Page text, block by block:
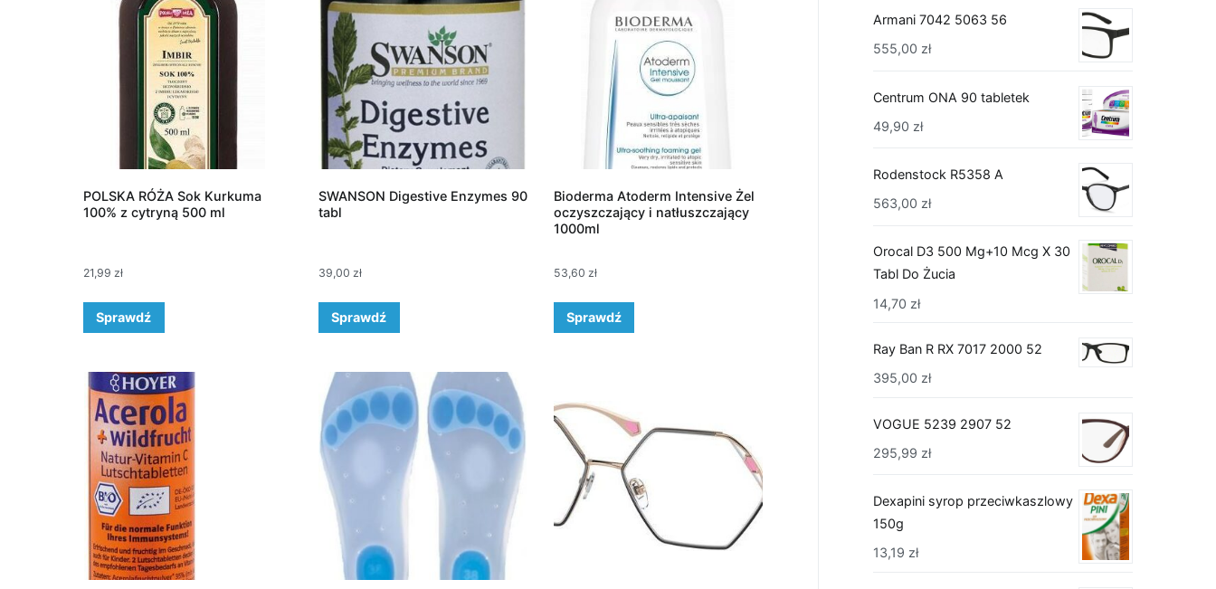
POLSKA RÓŻA Sok Kurkuma
100% z cytryną 500 ml
21,99 zł
Sprawdź
SWANSON Digestive Enzymes 90
tabl
39,00 zł
Sprawdź
Bioderma Atoderm Intensive Żel
oczyszczający i natłuszczający
1000ml
53,60 zł
Sprawdź
Armani 7042 5063 56
555,00 zł
Centrum ONA 90 tabletek
49,90 zł
Rodenstock R5358 A
563,00 zł
Orocal D3 500 Mg+10 Mcg X 30
Tabl Do Żucia
14,70 zł
Ray Ban R RX 7017 2000 52
395,00 zł
VOGUE 5239 2907 52
295,99 zł
Dexapini syrop przeciwkaszlowy
150g
13,19 zł